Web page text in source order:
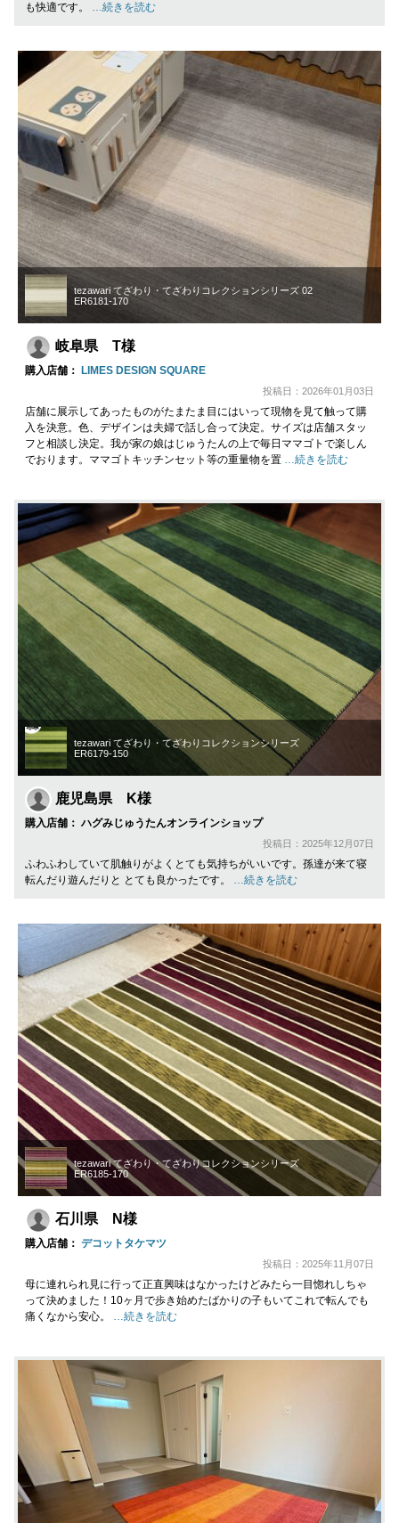
も快適です。 …続きを読む
tezawari てざわり・てざわりコレクションシリーズ 02
ER6181-170
岐阜県 T様
購入店舗： LIMES DESIGN SQUARE
投稿日：2026年01月03日
店舗に展示してあったものがたまたま目にはいって現物を見て触って購
入を決意。色、デザインは夫婦で話し合って決定。サイズは店舗スタッ
フと相談し決定。我が家の娘はじゅうたんの上で毎日ママゴトで楽しん
でおります。ママゴトキッチンセット等の重量物を置 …続きを読む
tezawari てざわり・てざわりコレクションシリーズ
ER6179-150
鹿児島県 K様
購入店舗： ハグみじゅうたんオンラインショップ
投稿日：2025年12月07日
ふわふわしていて肌触りがよくとても気持ちがいいです。孫達が来て寝
転んだり遊んだりと とても良かったです。 …続きを読む
tezawari てざわり・てざわりコレクションシリーズ
ER6185-170
石川県 N様
購入店舗： デコットタケマツ
投稿日：2025年11月07日
母に連れられ見に行って正直興味はなかったけどみたら一目惚れしちゃ
って決めました！10ヶ月で歩き始めたばかりの子もいてこれで転んでも
痛くなから安心。 …続きを読む